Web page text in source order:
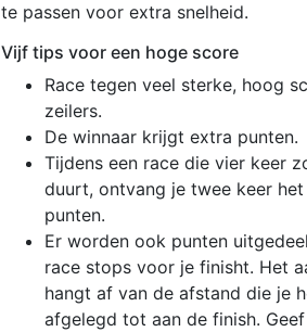
te passen voor extra snelheid.
Vijf tips voor een hoge score
Race tegen veel sterke, hoog
zeilers.
De winnaar krijgt extra punten.
Tijdens een race die vier keer
duurt, ontvang je twee keer
punten.
Er worden ook punten
race stops voor je finisht. Het
hangt af van de afstand die je
afgelegd tot aan de finish.